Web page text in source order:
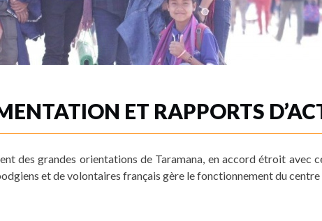
ET RAPPORTS
des grandes orientations de Taramana, en accord étroit avec
et de volontaires français gère le fonctionnement du